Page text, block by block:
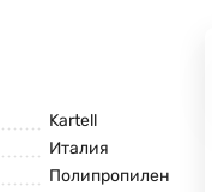
Kartell
Италия
Полипропилен